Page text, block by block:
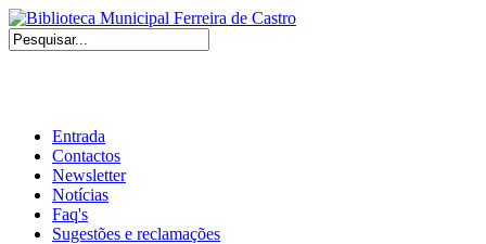
Entrada
Contactos
Newsletter
Notícias
Faq's
Sugestões e reclamações